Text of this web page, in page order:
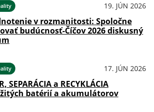
19. JÚN 2026
v rozmanitosti: Spoločne
budúcnosť-Číčov 2026 diskusný
17. JÚN 2026
SEPARÁCIA a RECYKLÁCIA
batérií a akumulátorov